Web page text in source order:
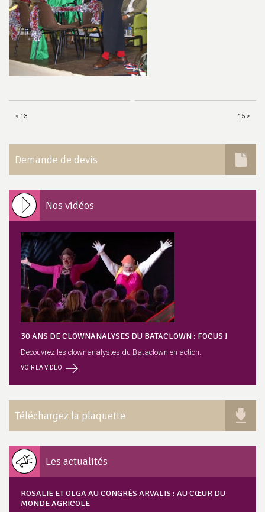
< 13 15 >
Demande de devis
Nos vidéos
30 ANS DE CLOWNANALYSES DU BATACLOWN : FOCUS !
Découvrez les clownanalystes du Bataclown en action.
VOIR LA VIDÉO
Téléchargez la plaquette
Les actualités
ROSALIE ET OLGA AU CONGRÈS ARVALIS : AU CŒUR DU
MONDE AGRICOLE